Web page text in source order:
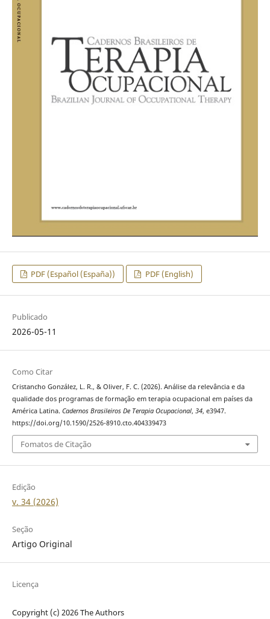
PDF (Español (España)) PDF (English)
Publicado
2026-05-11
Como Citar
Cristancho González, L. R., & Oliver, F. C. (2026). Análise da relevância e da
qualidade dos programas de formação em terapia ocupacional em países da
América Latina. Cadernos Brasileiros De Terapia Ocupacional, 34, e3947.
https://doi.org/10.1590/2526-8910.cto.404339473
Fomatos de Citação
Edição
v. 34 (2026)
Seção
Artigo Original
Licença
Copyright (c) 2026 The Authors